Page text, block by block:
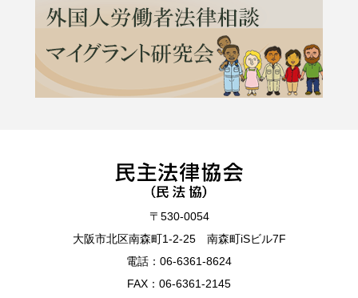
〒530-0054
大阪市北区南森町1-2-25 南森町iSビル7F
電話： 06-6361-8624
FAX：06-6361-2145